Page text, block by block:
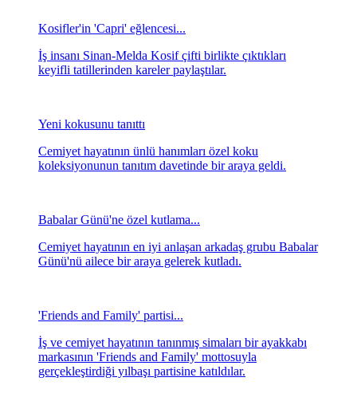
Kosifler'in 'Capri' eğlencesi...
İş insanı Sinan-Melda Kosif çifti birlikte çıktıkları
keyifli tatillerinden kareler paylaştılar.
Yeni kokusunu tanıttı
Cemiyet hayatının ünlü hanımları özel koku
koleksiyonunun tanıtım davetinde bir araya geldi.
Babalar Günü'ne özel kutlama...
Cemiyet hayatının en iyi anlaşan arkadaş grubu Babalar
Günü'nü ailece bir araya gelerek kutladı.
'Friends and Family' partisi...
İş ve cemiyet hayatının tanınmış simaları bir ayakkabı
markasının 'Friends and Family' mottosuyla
gerçekleştirdiği yılbaşı partisine katıldılar.